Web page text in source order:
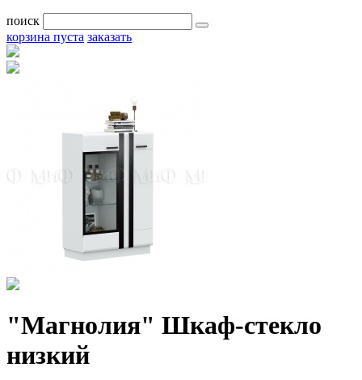
поиск
корзина пуста заказать
"Магнолия" Шкаф-стекло
низкий